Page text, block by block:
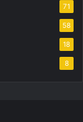
71
58
18
8